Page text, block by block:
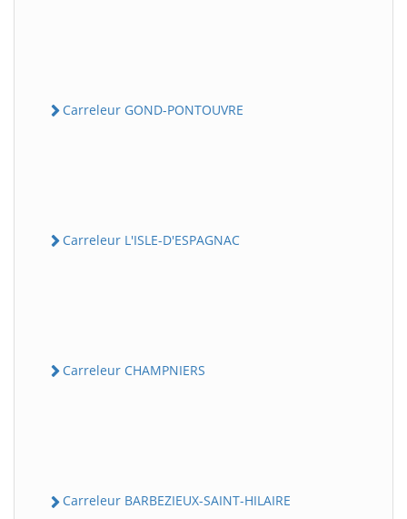
Carreleur GOND-PONTOUVRE
Carreleur L'ISLE-D'ESPAGNAC
Carreleur CHAMPNIERS
Carreleur BARBEZIEUX-SAINT-HILAIRE